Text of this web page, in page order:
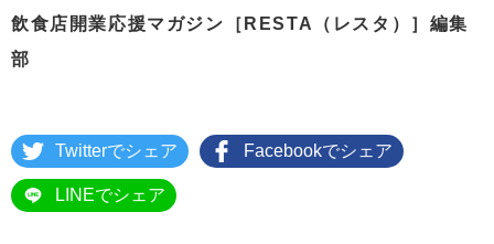
飲食店開業応援マガジン［RESTA（レスタ）］編集
部
Twitterでシェア Facebookでシェア
LINEでシェア